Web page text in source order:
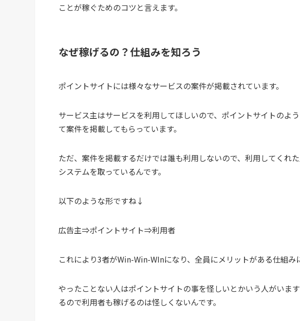
ことが稼ぐためのコツと言えます。
なぜ稼げるの？仕組みを知ろう
ポイントサイトには様々なサービスの案件が掲載されています。
サービス主はサービスを利用してほしいので、ポイントサイトのよ
て案件を掲載してもらっています。
ただ、案件を掲載するだけでは誰も利用しないので、利用してくれ
システムを取っているんです。
以下のような形ですね↓
広告主⇒ポイントサイト⇒利用者
これにより3者がWin-Win-WInになり、全員にメリットがある仕組み
やったことない人はポイントサイトの事を怪しいとかいう人がいま
るので利用者も稼げるのは怪しくないんです。